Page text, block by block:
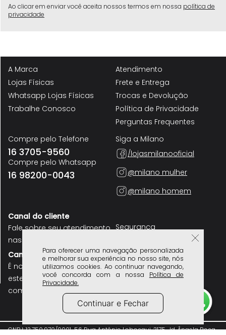
Para oferecer uma navegação personalizada
e melhorar sua experiência no nosso site, nós
utilizamos cookies. Ao continuar navegando,
você concorda com a nossa Política de
Privacidade.
Continuar e Fechar
Ao clicar em enviar você aceita nossos termos em nossa política de
privacidade
A Marca
Lojas Físicas
Whatsapp Lojas Físicas
Trabalhe Conosco
Atendimento
Frete e Entrega
Trocas e Devolução
Política de Privacidade
Perguntas Frequentes
Compre pelo Telefone
16 3705-9560
Compre pelo Whatsapp
16 98200-0043
Siga a Milano
/lojasmilanooficial
@milano mulher
@milano homem
Canal do cliente
Fale sobre seu atendimento
nas nossas lojas
Canal do colaborador
É nosso funcionário? use
este canal para se
comunicar
Segurança
CNPJ: 13.750.970/0001-56 Rua Antônio Lobosqui, 3175, Jd. Ângela Rosa